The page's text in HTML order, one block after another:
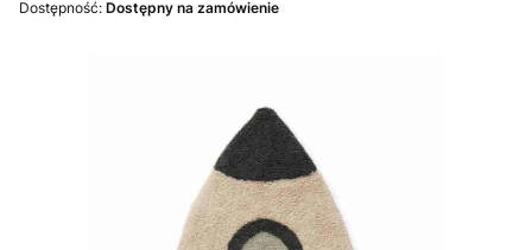
Dostępność: Dostępny na zamówienie